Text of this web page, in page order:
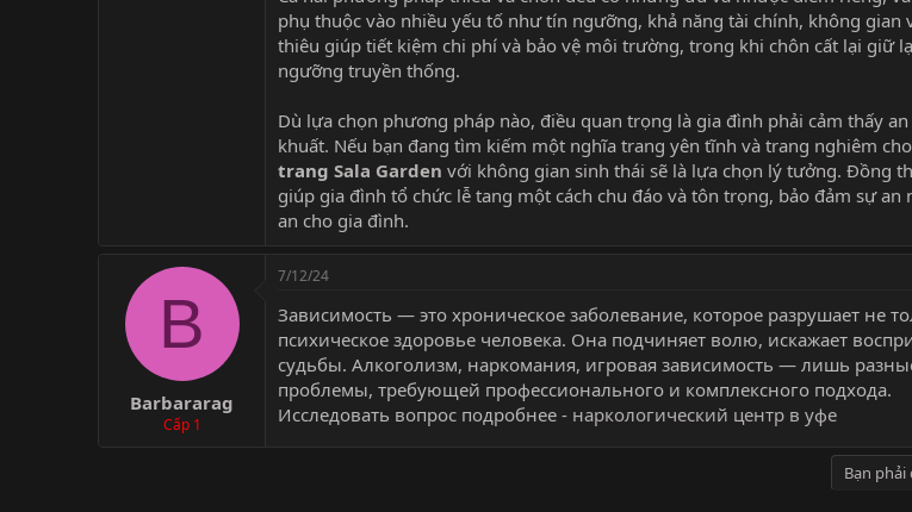
phụ thuộc vào nhiều yếu tố như tín ngưỡng, khả năng tài chính, không gian
thiêu giúp tiết kiệm chi phí và bảo vệ môi trường, trong khi chôn cất lại giữ
ngưỡng truyền thống.
Dù lựa chọn phương pháp nào, điều quan trọng là gia đình phải cảm thấy
khuất. Nếu bạn đang tìm kiếm một nghĩa trang yên tĩnh và trang nghiêm
trang Sala Garden với không gian sinh thái sẽ là lựa chọn lý tưởng. Đồng
giúp gia đình tổ chức lễ tang một cách chu đáo và tôn trọng, bảo đảm sự
an cho gia đình.
B
Barbararag
Cấp 1
7/12/24
Зависимость — это хроническое заболевание, которое разрушает не
психическое здоровье человека. Она подчиняет волю, искажает
судьбы. Алкоголизм, наркомания, игровая зависимость — лишь
проблемы, требующей профессионального и комплексного подхода.
Исследовать вопрос подробнее - наркологический центр в уфе
Bạn